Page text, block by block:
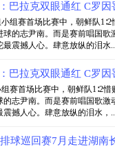
巴拉克双眼通红 C罗因
组赛首场比赛中，朝鲜队
的志尹南。而是赛前唱国
震撼人心。肆意放纵的泪水
巴拉克双眼通红 C罗因
赛首场比赛中，朝鲜队1∶2
志尹南。而是赛前唱国歌
撼人心。肆意放纵的泪水，
球巡回赛7月走进湖南